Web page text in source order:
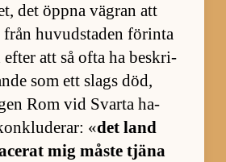
det öppna väg­ran att
hu­vud­sta­den för­inta
ef­ter att så ofta ha be­skri­
som ett slags död,
Rom vid Svarta ha­
«det land
mig måste tjäna